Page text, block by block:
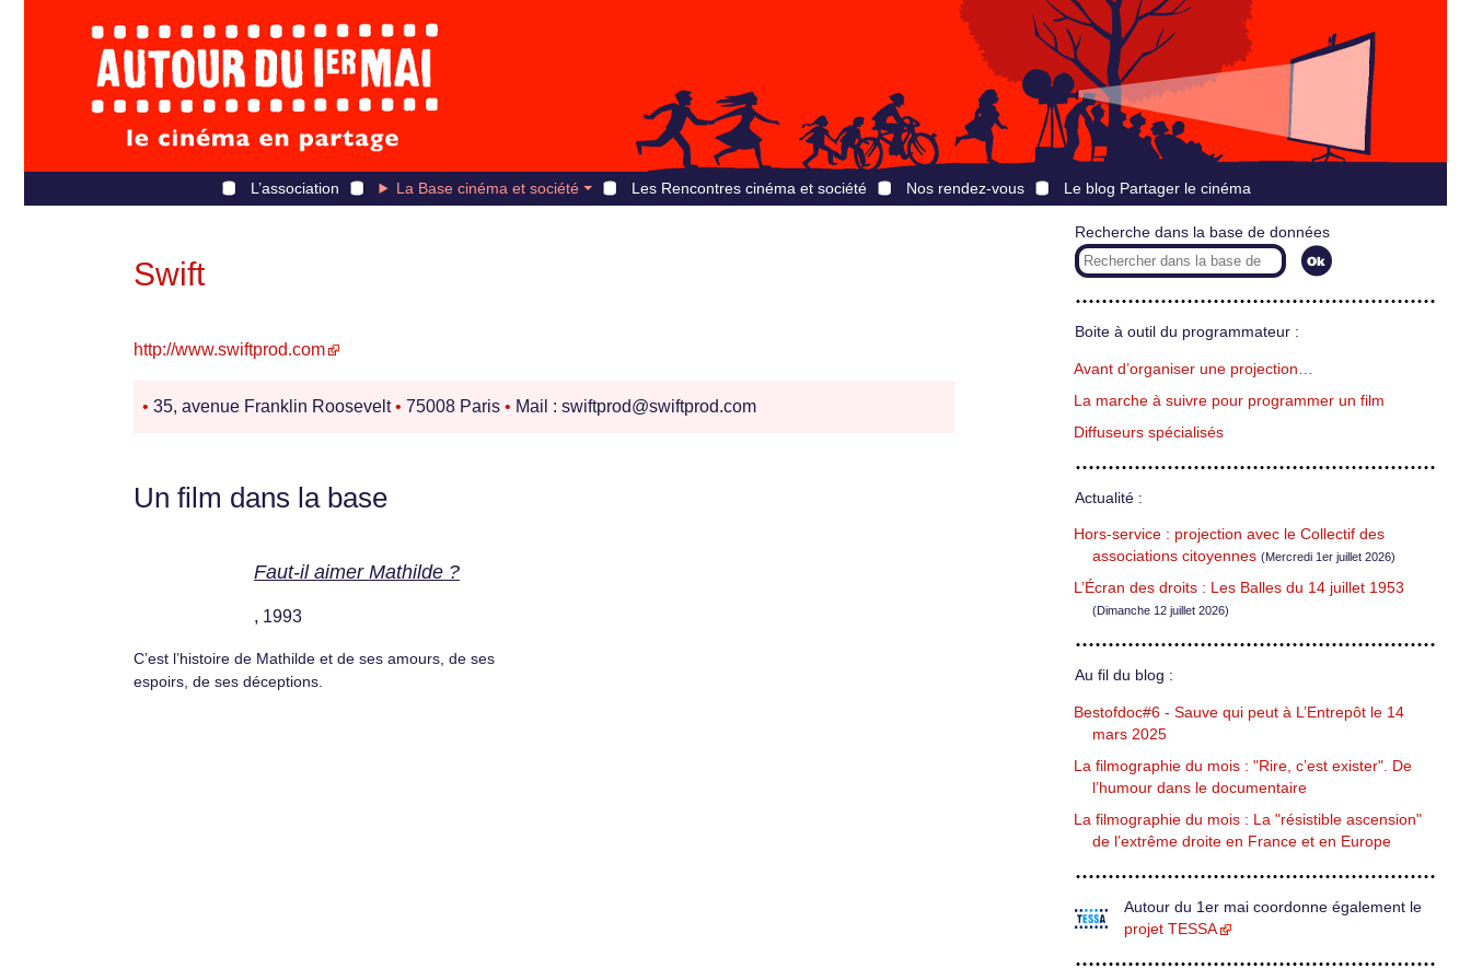
L’association La Base cinéma et société Les Rencontres cinéma et société Nos rendez-vous Le blog Partager le cinéma
Swift
http://www.swiftprod.com
• 35, avenue Franklin Roosevelt• 75008 Paris • Mail : swiftprod@swiftprod.com
Un film dans la base
Faut-il aimer Mathilde ?
, 1993
C’est l’histoire de Mathilde et de ses amours, de ses
espoirs, de ses déceptions.
Recherche dans la base de données
Boite à outil du programmateur :
Avant d’organiser une projection…
La marche à suivre pour programmer un film
Diffuseurs spécialisés
Actualité :
Hors-service : projection avec le Collectif des
associations citoyennes (Mercredi 1er juillet 2026)
L’Écran des droits : Les Balles du 14 juillet 1953
(Dimanche 12 juillet 2026)
Au fil du blog :
Bestofdoc#6 - Sauve qui peut à L’Entrepôt le 14
mars 2025
La filmographie du mois : "Rire, c’est exister". De
l’humour dans le documentaire
La filmographie du mois : La "résistible ascension"
de l’extrême droite en France et en Europe
Autour du 1er mai coordonne également le
projet TESSA